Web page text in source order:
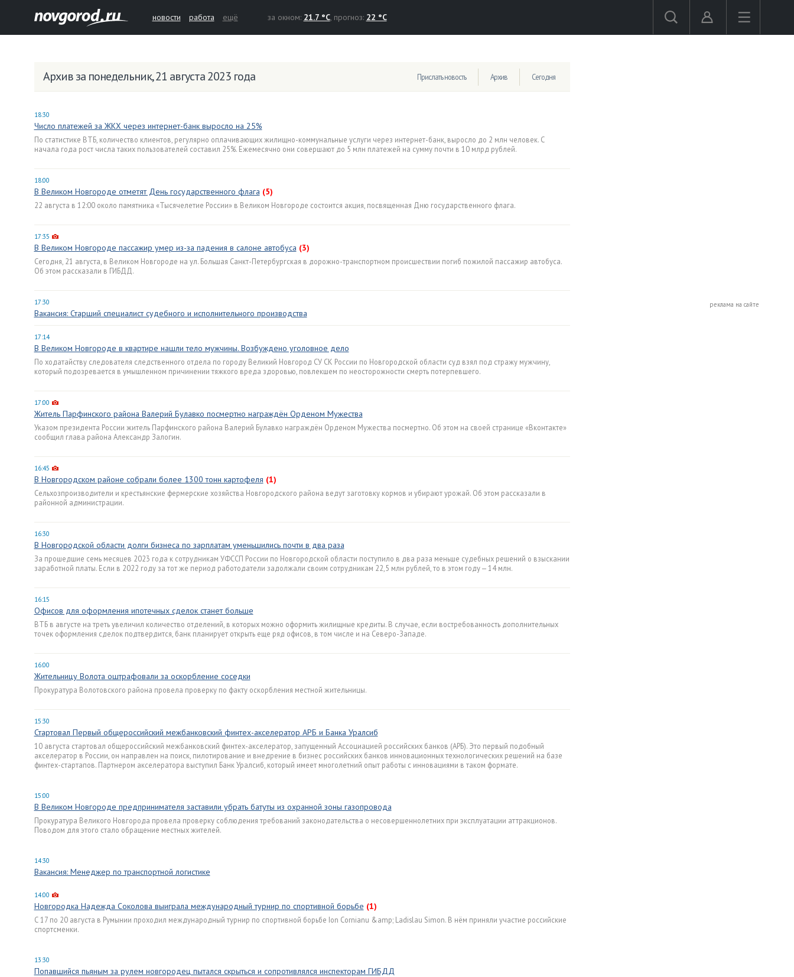
новости работа ещё за окном: 21.7 °C, прогноз: 22 °C
Архив за понедельник, 21 августа 2023 года Прислать новость Архив Сегодня
18:30
Число платежей за ЖКХ через интернет-банк выросло на 25%
По статистике ВТБ, количество клиентов, регулярно оплачивающих жилищно-коммунальные услуги через интернет-банк, выросло до 2 млн человек. С
начала года рост числа таких пользователей составил 25%. Ежемесячно они совершают до 5 млн платежей на сумму почти в 10 млрд рублей.
18:00
В Великом Новгороде отметят День государственного флага (5)
22 августа в 12:00 около памятника «Тысячелетие России» в Великом Новгороде состоится акция, посвященная Дню государственного флага.
17:35
В Великом Новгороде пассажир умер из-за падения в салоне автобуса (3)
Сегодня, 21 августа, в Великом Новгороде на ул. Большая Санкт-Петербургская в дорожно-транспортном происшествии погиб пожилой пассажир автобуса.
Об этом рассказали в ГИБДД.
17:30
Вакансия: Старший специалист судебного и исполнительного производства
17:14
В Великом Новгороде в квартире нашли тело мужчины. Возбуждено уголовное дело
По ходатайству следователя следственного отдела по городу Великий Новгород СУ СК России по Новгородской области суд взял под стражу мужчину,
который подозревается в умышленном причинении тяжкого вреда здоровью, повлекшем по неосторожности смерть потерпевшего.
17:00
Житель Парфинского района Валерий Булавко посмертно награждён Орденом Мужества
Указом президента России житель Парфинского района Валерий Булавко награждён Орденом Мужества посмертно. Об этом на своей странице «Вконтакте»
сообщил глава района Александр Залогин.
16:45
В Новгородском районе собрали более 1300 тонн картофеля (1)
Сельхозпроизводители и крестьянские фермерские хозяйства Новгородского района ведут заготовку кормов и убирают урожай. Об этом рассказали в
районной администрации.
16:30
В Новгородской области долги бизнеса по зарплатам уменьшились почти в два раза
За прошедшие семь месяцев 2023 года к сотрудникам УФССП России по Новгородской области поступило в два раза меньше судебных решений о взыскании
заработной платы. Если в 2022 году за тот же период работодатели задолжали своим сотрудникам 22,5 млн рублей, то в этом году — 14 млн.
16:15
Офисов для оформления ипотечных сделок станет больше
ВТБ в августе на треть увеличил количество отделений, в которых можно оформить жилищные кредиты. В случае, если востребованность дополнительных
точек оформления сделок подтвердится, банк планирует открыть еще ряд офисов, в том числе и на Северо-Западе.
16:00
Жительницу Волота оштрафовали за оскорбление соседки
Прокуратура Волотовского района провела проверку по факту оскорбления местной жительницы.
15:30
Стартовал Первый общероссийский межбанковский финтех-акселератор АРБ и Банка Уралсиб
10 августа стартовал общероссийский межбанковский финтех-акселератор, запущенный Ассоциацией российских банков (АРБ). Это первый подобный
акселератор в России, он направлен на поиск, пилотирование и внедрение в бизнес российских банков инновационных технологических решений на базе
финтех-стартапов. Партнером акселератора выступил Банк Уралсиб, который имеет многолетний опыт работы с инновациями в таком формате.
15:00
В Великом Новгороде предпринимателя заставили убрать батуты из охранной зоны газопровода
Прокуратура Великого Новгорода провела проверку соблюдения требований законодательства о несовершеннолетних при эксплуатации аттракционов.
Поводом для этого стало обращение местных жителей.
14:30
Вакансия: Менеджер по транспортной логистике
14:00
Новгородка Надежда Соколова выиграла международный турнир по спортивной борьбе (1)
С 17 по 20 августа в Румынии проходил международный турнир по спортивной борьбе Ion Cornianu &amp; Ladislau Simon. В нём приняли участие российские
спортсменки.
13:30
Попавшийся пьяным за рулем новгородец пытался скрыться и сопротивлялся инспекторам ГИБДД
реклама на сайте